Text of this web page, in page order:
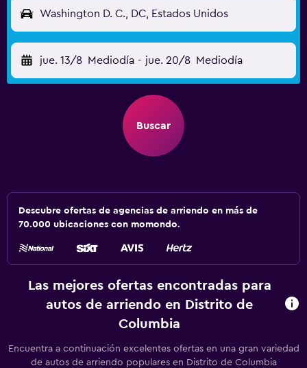
Washington D. C., DC, Estados Unidos
jue. 13/8 Mediodía - jue. 20/8 Mediodía
Buscar
Descubre ofertas de agencias de arriendo en más de
70.000 ubicaciones con momondo.
Las mejores ofertas encontradas para
autos de arriendo en Distrito de
Columbia
Encuentra a continuación excelentes ofertas en una gran variedad
de autos de arriendo populares en Distrito de Columbia